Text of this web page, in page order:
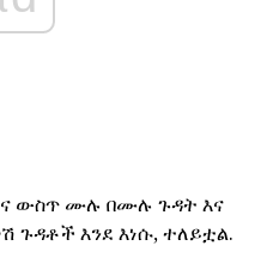
ውስጥ ሙሉ በሙሉ ጉዳት እና
ጉዳቶች እንደ እነሱ, ተለይቷል.